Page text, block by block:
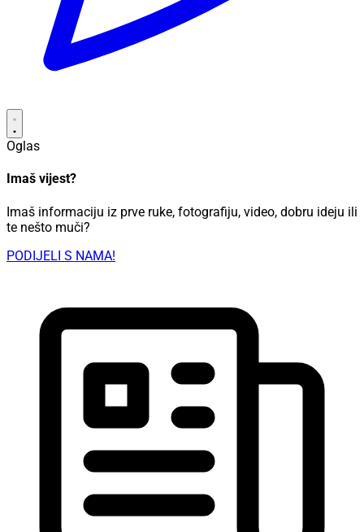
Oglas
Imaš vijest?
Imaš informaciju iz prve ruke, fotografiju, video, dobru ideju ili
te nešto muči?
PODIJELI S NAMA!